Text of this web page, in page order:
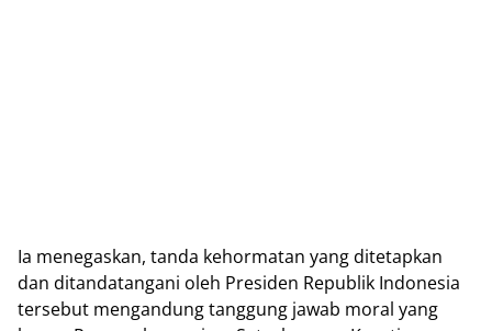
Ia menegaskan, tanda kehormatan yang ditetapkan
dan ditandatangani oleh Presiden Republik Indonesia
tersebut mengandung tanggung jawab moral yang